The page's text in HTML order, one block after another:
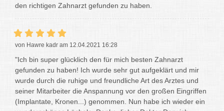
den richtigen Zahnarzt gefunden zu haben.
von Hawre kadr am 12.04.2021 16:28
"Ich bin super glücklich den für mich besten Zahnarzt
gefunden zu haben! Ich wurde sehr gut aufgeklärt und mir
wurde durch die ruhige und freundliche Art des Arztes und
seiner Mitarbeiter die Anspannung vor den großen Eingriffen
(Implantate, Kronen...) genommen. Nun habe ich wieder ein